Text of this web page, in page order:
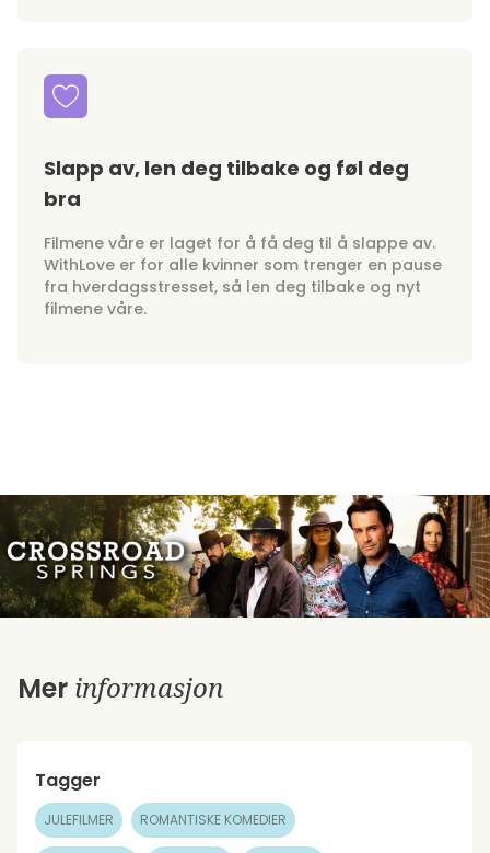
Slapp av, len deg tilbake og føl deg
bra
Filmene våre er laget for å få deg til å slappe av.
WithLove er for alle kvinner som trenger en pause
fra hverdagsstresset, så len deg tilbake og nyt
filmene våre.
Mer informasjon
Tagger
JULEFILMER ROMANTISKE KOMEDIER